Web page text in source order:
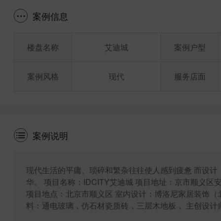
案例信息
楼盘名称
案例风格
艾迪城
现代
案例户型
服务店面
案例说明
现代生活的平庸、琐碎和繁杂往往使人感到疲惫 而设
华。 项目名称：IDCITY艾迪城 项目地址：京市顺义区
项目地点：北京市顺义区 室内设计：博洛尼家居装饰
料：通电玻璃，仿石材瓷质砖，三层木地板， 主创设计